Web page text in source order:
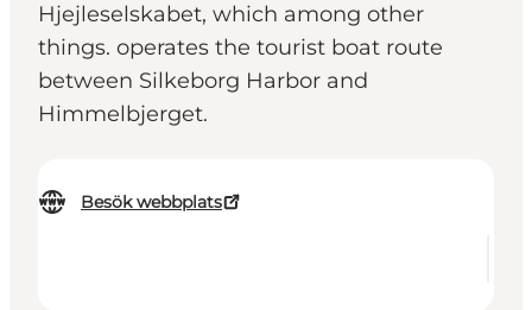
Hjejleselskabet, which among other
things. operates the tourist boat route
between Silkeborg Harbor and
Himmelbjerget.
Besök webbplats